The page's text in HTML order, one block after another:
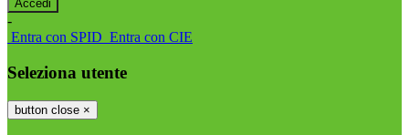
-
Entra con SPID Entra con CIE
Seleziona utente
button close ×